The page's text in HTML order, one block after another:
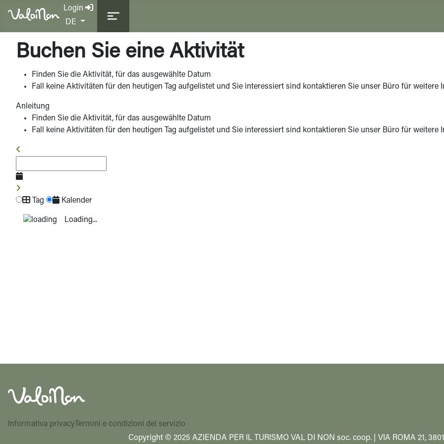
Login
Sprache auswählen
DE
Buchen Sie eine Aktivität
Finden Sie die Aktivität, für das ausgewählte Datum
Fall keine Aktivitäten für den heutigen Tag aufgelistet und Sie interessiert sind kontaktieren Sie unser Büro für weitere
Anleitung
Finden Sie die Aktivität, für das ausgewählte Datum
Fall keine Aktivitäten für den heutigen Tag aufgelistet und Sie interessiert sind kontaktieren Sie unser Büro für weitere
Tag Kalender
Loading...
Informativa privacy Termini e condizioni del servizio
Copyright © 2025 AZIENDA PER IL TURISMO VAL DI NON soc. coop. | VIA ROMA 21,